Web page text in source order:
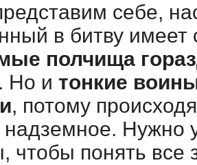
себе,
в битву
полчища
. Но и тонкие
, потому
Нужно
чтобы понять все